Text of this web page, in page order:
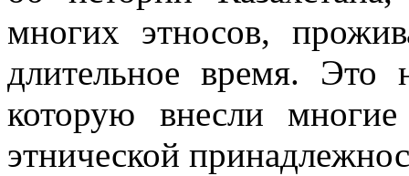
многих этносов,
длительное время.
которую внесли
этнической